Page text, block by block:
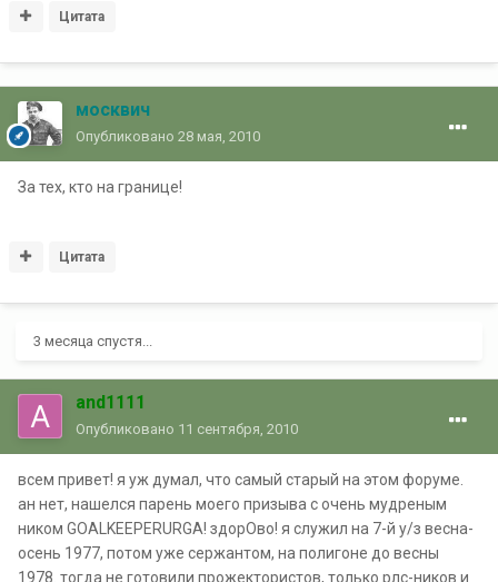
Цитата
москвич
Опубликовано 28 мая, 2010
За тех, кто на границе!
Цитата
3 месяца спустя...
and1111
Опубликовано 11 сентября, 2010
всем привет! я уж думал, что самый старый на этом форуме.
ан нет, нашелся парень моего призыва с очень мудреным
ником GOALKEEPERURGA! здорОво! я служил на 7-й у/з весна-
осень 1977, потом уже сержантом, на полигоне до весны
1978. тогда не готовили прожектористов, только рлс-ников и